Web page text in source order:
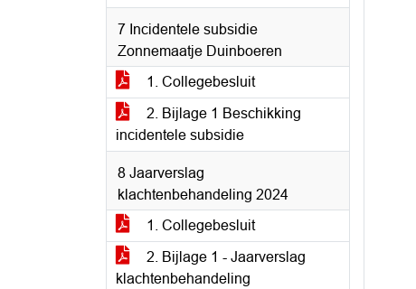
7 Incidentele subsidie
Zonnemaatje Duinboeren
1. Collegebesluit
2. Bijlage 1 Beschikking
incidentele subsidie
8 Jaarverslag
klachtenbehandeling 2024
1. Collegebesluit
2. Bijlage 1 - Jaarverslag
klachtenbehandeling